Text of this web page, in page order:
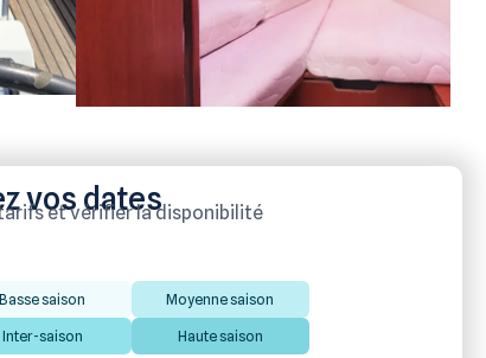
vos dates
et vérifier la disponibilité
Basse saison Moyenne saison
Inter-saison Haute saison